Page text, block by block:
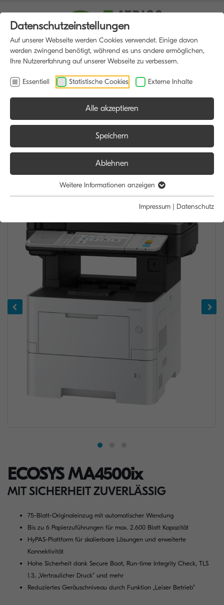
HOME MULTIFUNKTIONSDRUCKER
ECOSYS MA4500ix
MIT SICHERHEIT ZUVERLÄSSIG
75-Blatt-Originaleinzug mit automatischer Wendung
Bis zu 6 Papierzuführungen für max. 2.600 Blatt Kapazität
HyPAS-Plattform für skalierbare Lösungen und erweiterte
Konnektivität
Hohe Sicherheit dank Secure Boot, Run-time Integrity Check, TLS
1.3, „Vertraulicher Druck“ und mehr
Reduziertes Geräuschniveau durch Funktion „Leiser Betrieb“
Datenschutzeinstellungen
Auf unserer Webseite werden Cookies verwendet. Einige davon
werden zwingend benötigt, während es uns andere ermöglichen,
Ihre Nutzererfahrung auf unserer Webseite zu verbessern.
Essentiell Statistische Cookies Externe Inhalte
Alle akzeptieren
Speichern
Ablehnen
Weitere Informationen anzeigen
Impressum | Datenschutz